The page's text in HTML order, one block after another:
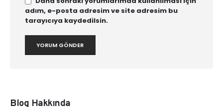
adım, e-posta adresim ve site adresim bu
tarayıcıya kaydedilsin.
Blog Hakkında